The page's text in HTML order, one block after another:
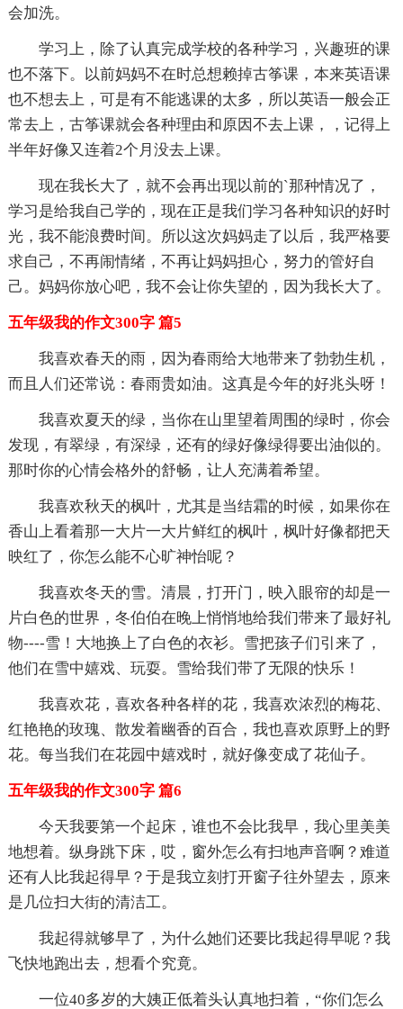
会加洗。
学习上，除了认真完成学校的各种学习，兴趣班的课
也不落下。以前妈妈不在时总想赖掉古筝课，本来英语课
也不想去上，可是有不能逃课的太多，所以英语一般会正
常去上，古筝课就会各种理由和原因不去上课，，记得上
半年好像又连着2个月没去上课。
现在我长大了，就不会再出现以前的`那种情况了，
学习是给我自己学的，现在正是我们学习各种知识的好时
光，我不能浪费时间。所以这次妈妈走了以后，我严格要
求自己，不再闹情绪，不再让妈妈担心，努力的管好自
己。妈妈你放心吧，我不会让你失望的，因为我长大了。
五年级我的作文300字 篇5
我喜欢春天的雨，因为春雨给大地带来了勃勃生机，
而且人们还常说：春雨贵如油。这真是今年的好兆头呀！
我喜欢夏天的绿，当你在山里望着周围的绿时，你会
发现，有翠绿，有深绿，还有的绿好像绿得要出油似的。
那时你的心情会格外的舒畅，让人充满着希望。
我喜欢秋天的枫叶，尤其是当结霜的时候，如果你在
香山上看着那一大片一大片鲜红的枫叶，枫叶好像都把天
映红了，你怎么能不心旷神怡呢？
我喜欢冬天的雪。清晨，打开门，映入眼帘的却是一
片白色的世界，冬伯伯在晚上悄悄地给我们带来了最好礼
物----雪！大地换上了白色的衣衫。雪把孩子们引来了，
他们在雪中嬉戏、玩耍。雪给我们带了无限的快乐！
我喜欢花，喜欢各种各样的花，我喜欢浓烈的梅花、
红艳艳的玫瑰、散发着幽香的百合，我也喜欢原野上的野
花。每当我们在花园中嬉戏时，就好像变成了花仙子。
五年级我的作文300字 篇6
今天我要第一个起床，谁也不会比我早，我心里美美
地想着。纵身跳下床，哎，窗外怎么有扫地声音啊？难道
还有人比我起得早？于是我立刻打开窗子往外望去，原来
是几位扫大街的清洁工。
我起得就够早了，为什么她们还要比我起得早呢？我
飞快地跑出去，想看个究竟。
一位40多岁的大姨正低着头认真地扫着，“你们怎么